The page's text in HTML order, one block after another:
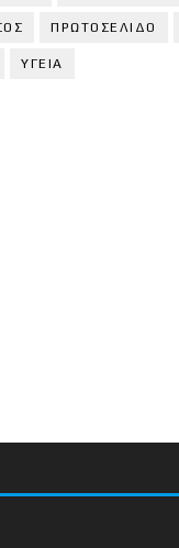
ΠΡΩΤΟΣΕΛΙΔΟ
ΥΓΕΙΑ